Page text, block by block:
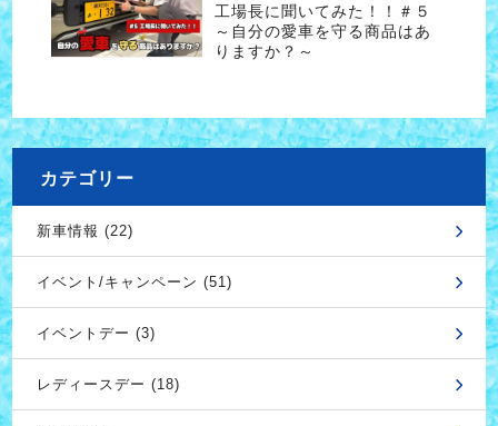
工場長に聞いてみた！！＃５
～自分の愛車を守る商品はあ
りますか？～
カテゴリー
新車情報 (22)
イベント/キャンペーン (51)
イベントデー (3)
レディースデー (18)